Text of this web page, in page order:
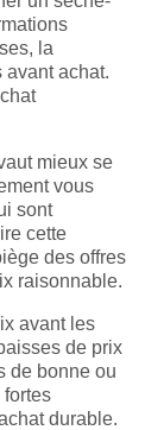
la
avant achat.
mieux se
vous
sont
cette
des offres
raisonnable.
avant les
de prix
de bonne ou
durable.